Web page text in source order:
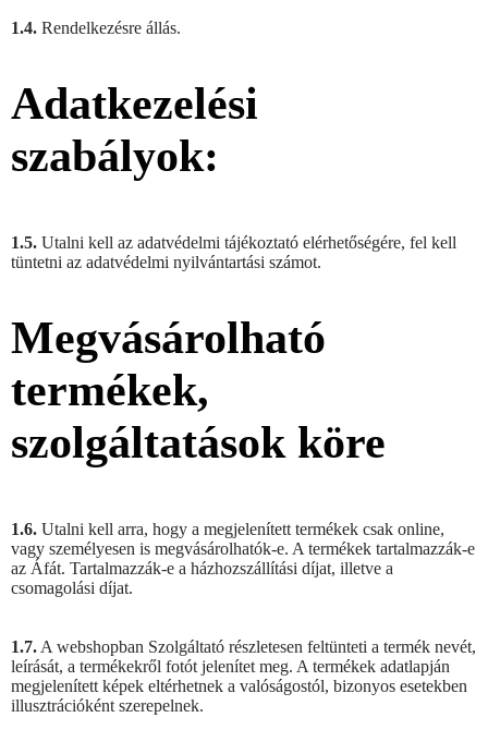
1.4. Rendelkezésre állás.
Adatkezelési
szabályok:
1.5. Utalni kell az adatvédelmi tájékoztató elérhetőségére, fel kell
tüntetni az adatvédelmi nyilvántartási számot.
Megvásárolható
termékek,
szolgáltatások köre
1.6. Utalni kell arra, hogy a megjelenített termékek csak online,
vagy személyesen is megvásárolhatók-e. A termékek tartalmazzák-e
az Áfát. Tartalmazzák-e a házhozszállítási díjat, illetve a
csomagolási díjat.
1.7. A webshopban Szolgáltató részletesen feltünteti a termék nevét,
leírását, a termékekről fotót jelenítet meg. A termékek adatlapján
megjelenített képek eltérhetnek a valóságostól, bizonyos esetekben
illusztrációként szerepelnek.